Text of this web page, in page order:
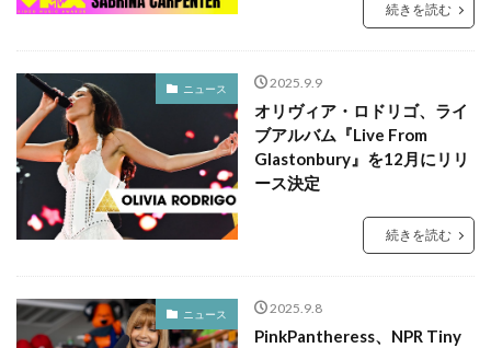
続きを読む
ニュース 2025.9.9
オリヴィア・ロドリゴ、ライ
ブアルバム『Live From
Glastonbury』を12月にリリ
ース決定
続きを読む
ニュース 2025.9.8
PinkPantheress、NPR Tiny